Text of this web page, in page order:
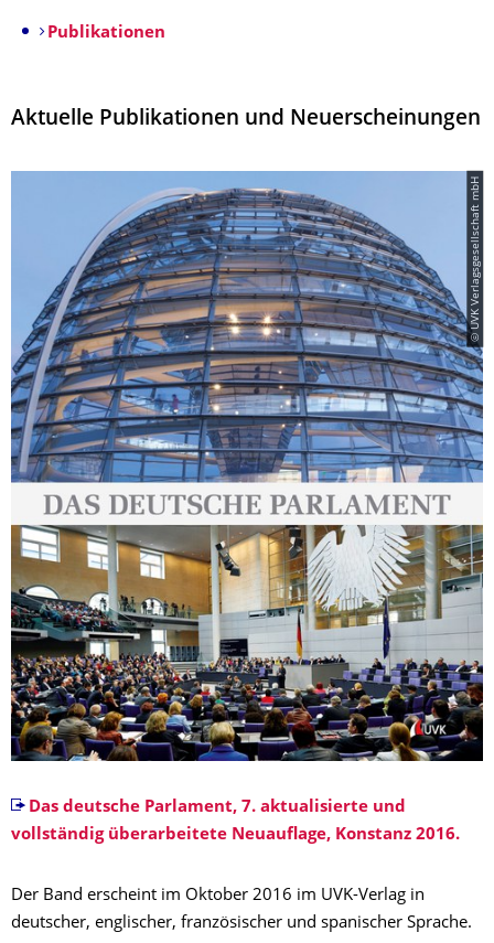
Publikationen
Aktuelle Publikationen und Neuerscheinungen
© UVK Verlagsgesellschaft mbH
Das deutsche Parlament, 7. aktualisierte und
vollständig überarbeitete Neuauflage, Konstanz 2016.
Der Band erscheint im Oktober 2016 im UVK-Verlag in
deutscher, englischer, französischer und spanischer Sprache.